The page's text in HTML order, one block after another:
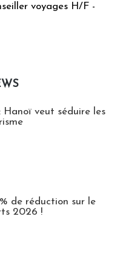
voyages H/F -
veut séduire les
de réduction sur le
2026 !